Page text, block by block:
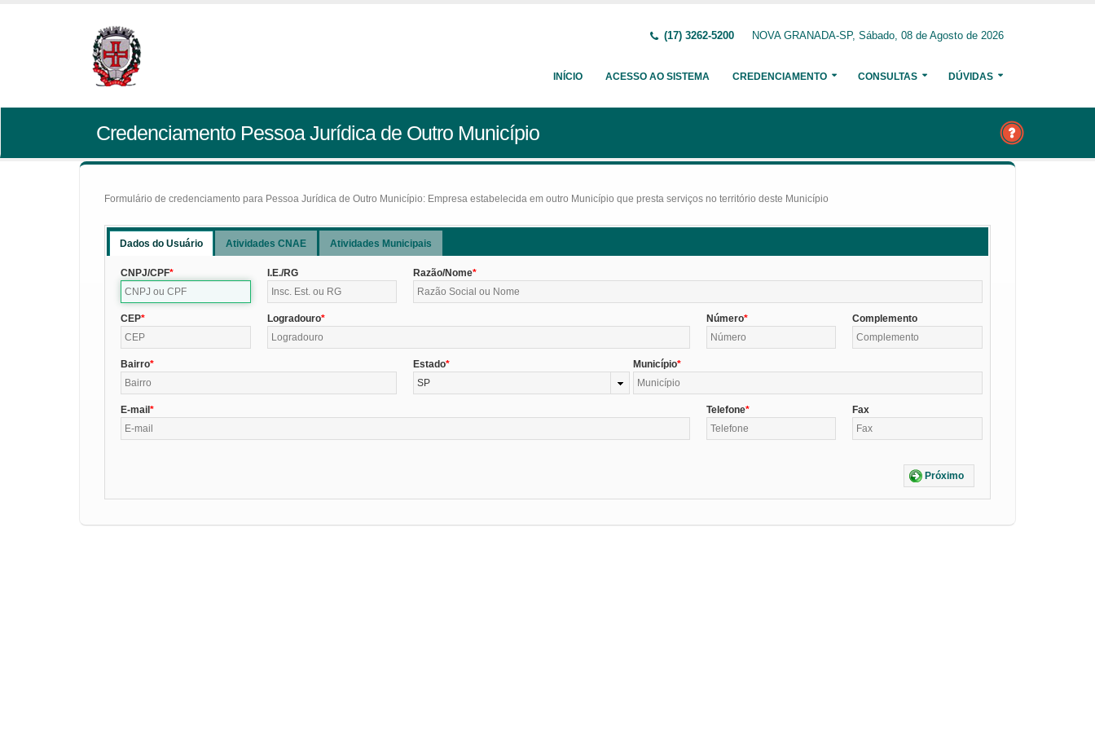
(17) 3262-5200 NOVA GRANADA-SP, Sábado, 08 de Agosto de 2026
INÍCIO ACESSO AO SISTEMA CREDENCIAMENTO CONSULTAS DÚVIDAS
Credenciamento Pessoa Jurídica de Outro Município
Formulário de credenciamento para Pessoa Jurídica de Outro Município: Empresa estabelecida em outro Município que presta serviços no território deste Município
Dados do Usuário Atividades CNAE Atividades Municipais
CNPJ/CPF I.E./RG Razão/Nome
CEP Logradouro Número Complemento
Bairro
Estado
SP
Município
E-mail Telefone Fax
Próximo